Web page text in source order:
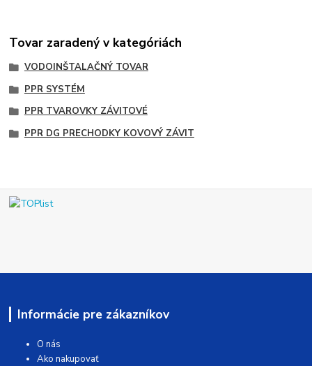
Tovar zaradený v kategóriách
VODOINŠTALAČNÝ TOVAR
PPR SYSTÉM
PPR TVAROVKY ZÁVITOVÉ
PPR DG PRECHODKY KOVOVÝ ZÁVIT
Informácie pre zákazníkov
O nás
Ako nakupovať